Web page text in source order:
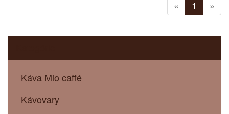
« 1 »
Káva Mio caffé
Kávovary